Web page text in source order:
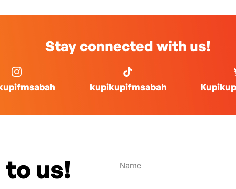
Stay connected with us!
kupikupifmsabah
to us!